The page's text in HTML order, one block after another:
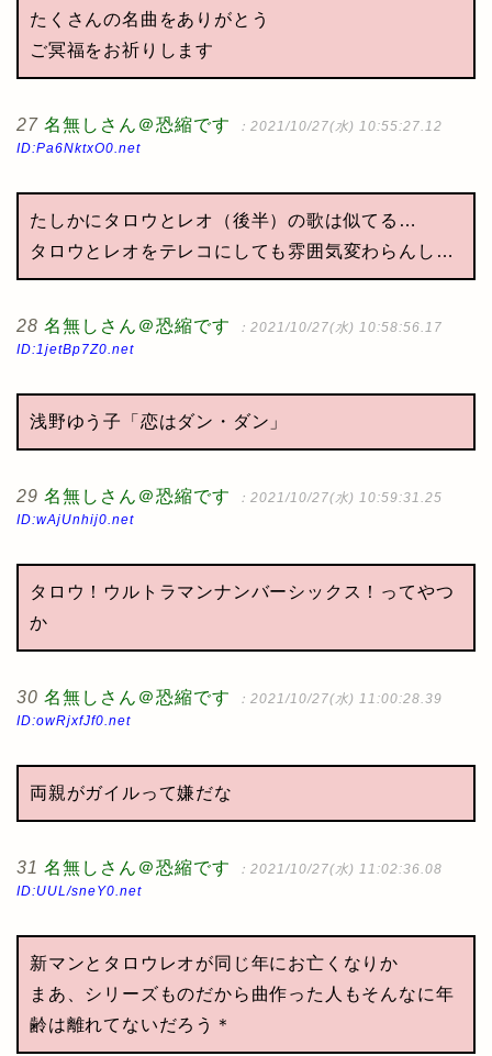
たくさんの名曲をありがとう
ご冥福をお祈りします
27 名無しさん＠恐縮です
：2021/10/27(水) 10:55:27.12
ID:Pa6NktxO0.net
たしかにタロウとレオ（後半）の歌は似てる…
タロウとレオをテレコにしても雰囲気変わらんし…
28 名無しさん＠恐縮です
：2021/10/27(水) 10:58:56.17
ID:1jetBp7Z0.net
浅野ゆう子「恋はダン・ダン」
29 名無しさん＠恐縮です
：2021/10/27(水) 10:59:31.25
ID:wAjUnhij0.net
タロウ！ウルトラマンナンバーシックス！ってやつ
か
30 名無しさん＠恐縮です
：2021/10/27(水) 11:00:28.39
ID:owRjxfJf0.net
両親がガイルって嫌だな
31 名無しさん＠恐縮です
：2021/10/27(水) 11:02:36.08
ID:UUL/sneY0.net
新マンとタロウレオが同じ年にお亡くなりか
まあ、シリーズものだから曲作った人もそんなに年
齢は離れてないだろう＊